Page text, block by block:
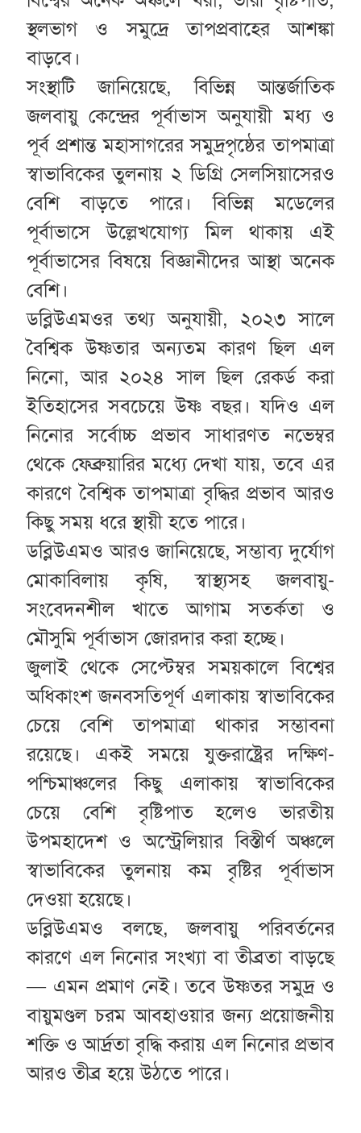
স্থলভাগ ও সমুদ্রে তাপপ্রবাহের আশঙ্কা
বাড়বে।
সংস্থাটি জানিয়েছে, বিভিন্ন আন্তর্জাতিক
জলবায়ু কেন্দ্রের পূর্বাভাস অনুযায়ী মধ্য ও
পূর্ব প্রশান্ত মহাসাগরের সমুদ্রপৃষ্ঠের তাপমাত্রা
স্বাভাবিকের তুলনায় ২ ডিগ্রি সেলসিয়াসেরও
বেশি বাড়তে পারে। বিভিন্ন মডেলের
পূর্বাভাসে উল্লেখযোগ্য মিল থাকায় এই
পূর্বাভাসের বিষয়ে বিজ্ঞানীদের আস্থা অনেক
বেশি।
ডব্লিউএমওর তথ্য অনুযায়ী, ২০২৩ সালে
বৈশ্বিক উষ্ণতার অন্যতম কারণ ছিল এল
নিনো, আর ২০২৪ সাল ছিল রেকর্ড করা
ইতিহাসের সবচেয়ে উষ্ণ বছর। যদিও এল
নিনোর সর্বোচ্চ প্রভাব সাধারণত নভেম্বর
থেকে ফেব্রুয়ারির মধ্যে দেখা যায়, তবে এর
কারণে বৈশ্বিক তাপমাত্রা বৃদ্ধির প্রভাব আরও
কিছু সময় ধরে স্থায়ী হতে পারে।
ডব্লিউএমও আরও জানিয়েছে, সম্ভাব্য দুর্যোগ
মোকাবিলায় কৃষি, স্বাস্থ্যসহ জলবায়ু-
সংবেদনশীল খাতে আগাম সতর্কতা ও
মৌসুমি পূর্বাভাস জোরদার করা হচ্ছে।
জুলাই থেকে সেপ্টেম্বর সময়কালে বিশ্বের
অধিকাংশ জনবসতিপূর্ণ এলাকায় স্বাভাবিকের
চেয়ে বেশি তাপমাত্রা থাকার সম্ভাবনা
রয়েছে। একই সময়ে যুক্তরাষ্ট্রের দক্ষিণ-
পশ্চিমাঞ্চলের কিছু এলাকায় স্বাভাবিকের
চেয়ে বেশি বৃষ্টিপাত হলেও ভারতীয়
উপমহাদেশ ও অস্ট্রেলিয়ার বিস্তীর্ণ অঞ্চলে
স্বাভাবিকের তুলনায় কম বৃষ্টির পূর্বাভাস
দেওয়া হয়েছে।
ডব্লিউএমও বলছে, জলবায়ু পরিবর্তনের
কারণে এল নিনোর সংখ্যা বা তীব্রতা বাড়ছে
— এমন প্রমাণ নেই। তবে উষ্ণতর সমুদ্র ও
বায়ুমণ্ডল চরম আবহাওয়ার জন্য প্রয়োজনীয়
শক্তি ও আর্দ্রতা বৃদ্ধি করায় এল নিনোর প্রভাব
আরও তীব্র হয়ে উঠতে পারে।